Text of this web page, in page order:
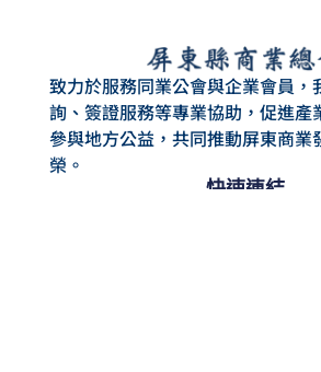
致力於服務同業公會與企業會員，
詢、簽證服務等專業協助，促進產
參與地方公益，共同推動屏東商業
榮。
快速連結